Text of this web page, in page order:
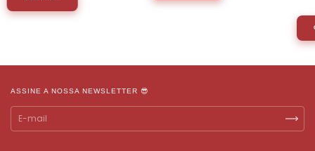
ASSINE A NOSSA NEWSLETTER 😎